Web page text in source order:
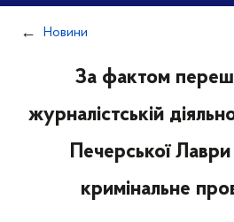
Новини
За фактом
журналістській
Печерської
кримінальне